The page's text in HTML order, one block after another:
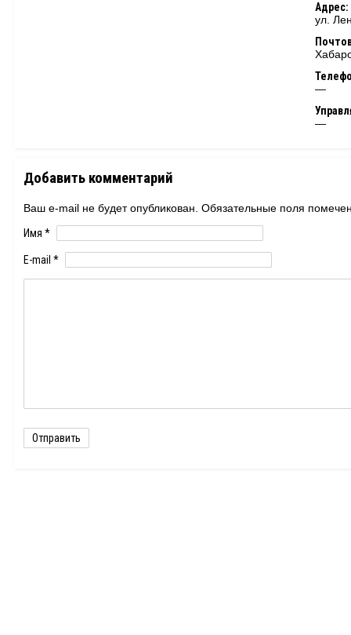
Адрес:
ул.
—
—
Добавить комментарий
Ваш e-mail не будет опубликован. Обязательные поля
Имя *
E-mail *